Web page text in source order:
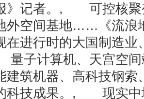
报》记者。, 可控核聚
外空间基地……《流浪
在进行时的大国制造业
子计算机、天宫空间
建筑机器、高科技钢索
科技成果。, 现实中